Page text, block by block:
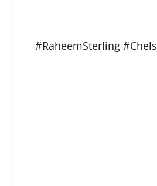
#RaheemSterling